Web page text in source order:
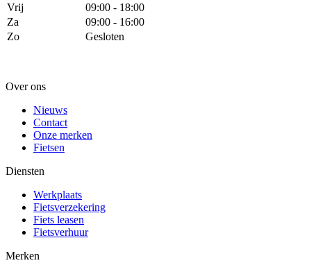
Vrij
09:00 - 18:00
Za
09:00 - 16:00
Zo
Gesloten
Over ons
Nieuws
Contact
Onze merken
Fietsen
Diensten
Werkplaats
Fietsverzekering
Fiets leasen
Fietsverhuur
Merken